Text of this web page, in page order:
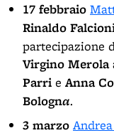
17 febbraio
Rinaldo Falcion
partecipazione
Virgino Merola
Parri e Anna
Bologna.
3 marzo